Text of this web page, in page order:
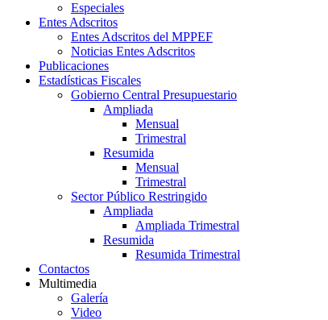
Especiales
Entes Adscritos
Entes Adscritos del MPPEF
Noticias Entes Adscritos
Publicaciones
Estadísticas Fiscales
Gobierno Central Presupuestario
Ampliada
Mensual
Trimestral
Resumida
Mensual
Trimestral
Sector Público Restringido
Ampliada
Ampliada Trimestral
Resumida
Resumida Trimestral
Contactos
Multimedia
Galería
Video